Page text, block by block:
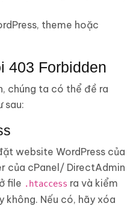
theme hoặc
403 Forbidden
chúng ta có thể đề ra
sau:
website WordPress của
của cPanel/ DirectAdmin
file .htaccess ra và kiểm
không. Nếu có, hãy xóa